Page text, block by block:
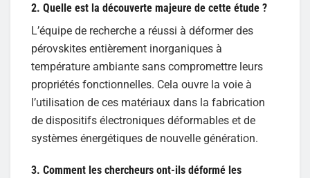
2. Quelle est la découverte majeure de cette étude ?
L’équipe de recherche a réussi à déformer des
pérovskites entièrement inorganiques à
température ambiante sans compromettre leurs
propriétés fonctionnelles. Cela ouvre la voie à
l’utilisation de ces matériaux dans la fabrication
de dispositifs électroniques déformables et de
systèmes énergétiques de nouvelle génération.
3. Comment les chercheurs ont-ils déformé les